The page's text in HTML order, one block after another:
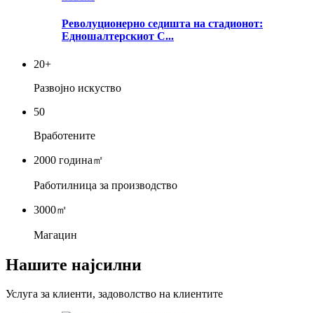
Револуционерно седишта на стадионот:
Едношалтерскиот С...
20+
Развојно искуство
50
Вработените
2000 година㎡
Работилница за производство
3000㎡
Магацин
Нашите најсилни
Услуга за клиенти, задоволство на клиентите